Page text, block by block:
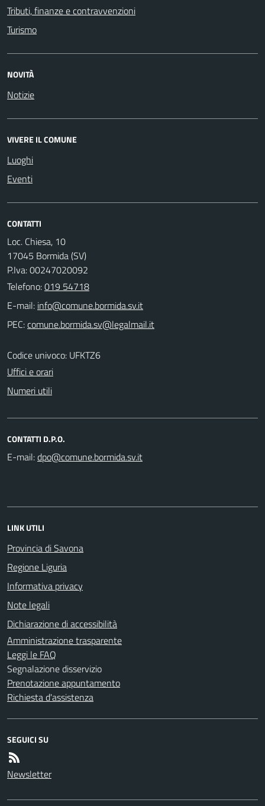
Tributi, finanze e contravvenzioni
Turismo
NOVITÀ
Notizie
VIVERE IL COMUNE
Luoghi
Eventi
CONTATTI
Loc. Chiesa, 10
17045 Bormida (SV)
P.Iva: 00247020092
Telefono:019 54718
E-mail:
PEC:
Codice univoco: UFKTZ6
Uffici e orari
Numeri utili
CONTATTI D.P.O.
E-mail:
LINK UTILI
Provincia di Savona
Regione Liguria
Informativa privacy
Note legali
Dichiarazione di accessibilità
Amministrazione trasparente
Leggi le FAQ
Segnalazione disservizio
Prenotazione appuntamento
Richiesta d'assistenza
SEGUICI SU
Newsletter